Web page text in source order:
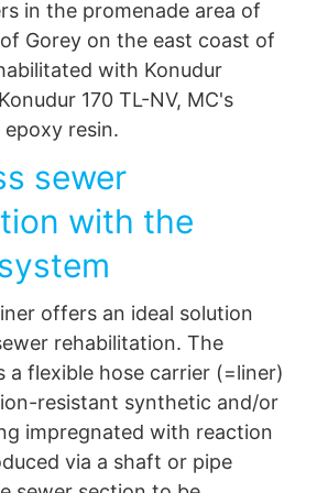
in the promenade area of
Gorey on the east coast of
with Konudur
170 TL-NV, MC's
resin.
sewer
with the
offers an ideal solution
rehabilitation. The
a flexible hose carrier (=liner)
resistant synthetic and/or
impregnated with reaction
via a shaft or pipe
koje od naših stranica ste posjetili.
YouTube nalog, YouTube vam
povežete svoje ponašanje
ličnim profilom. To možete da
se odjaviti sa YouTube naloga.
bi naš sajt bio privlačan. Ovo
o rukovanju korisničkim
u izjavi o zaštiti podataka
intl/de/policies/privacy
za obradu vaših podataka
podataka su moguće samo uz
Možete opozvati vašu
trenutku sa stupanjem na snagu u
je neformalni email da se uputi
koji su obrađeni prije nego što
mogu se i dalje obrađivati po
žalbe regulatornim organima